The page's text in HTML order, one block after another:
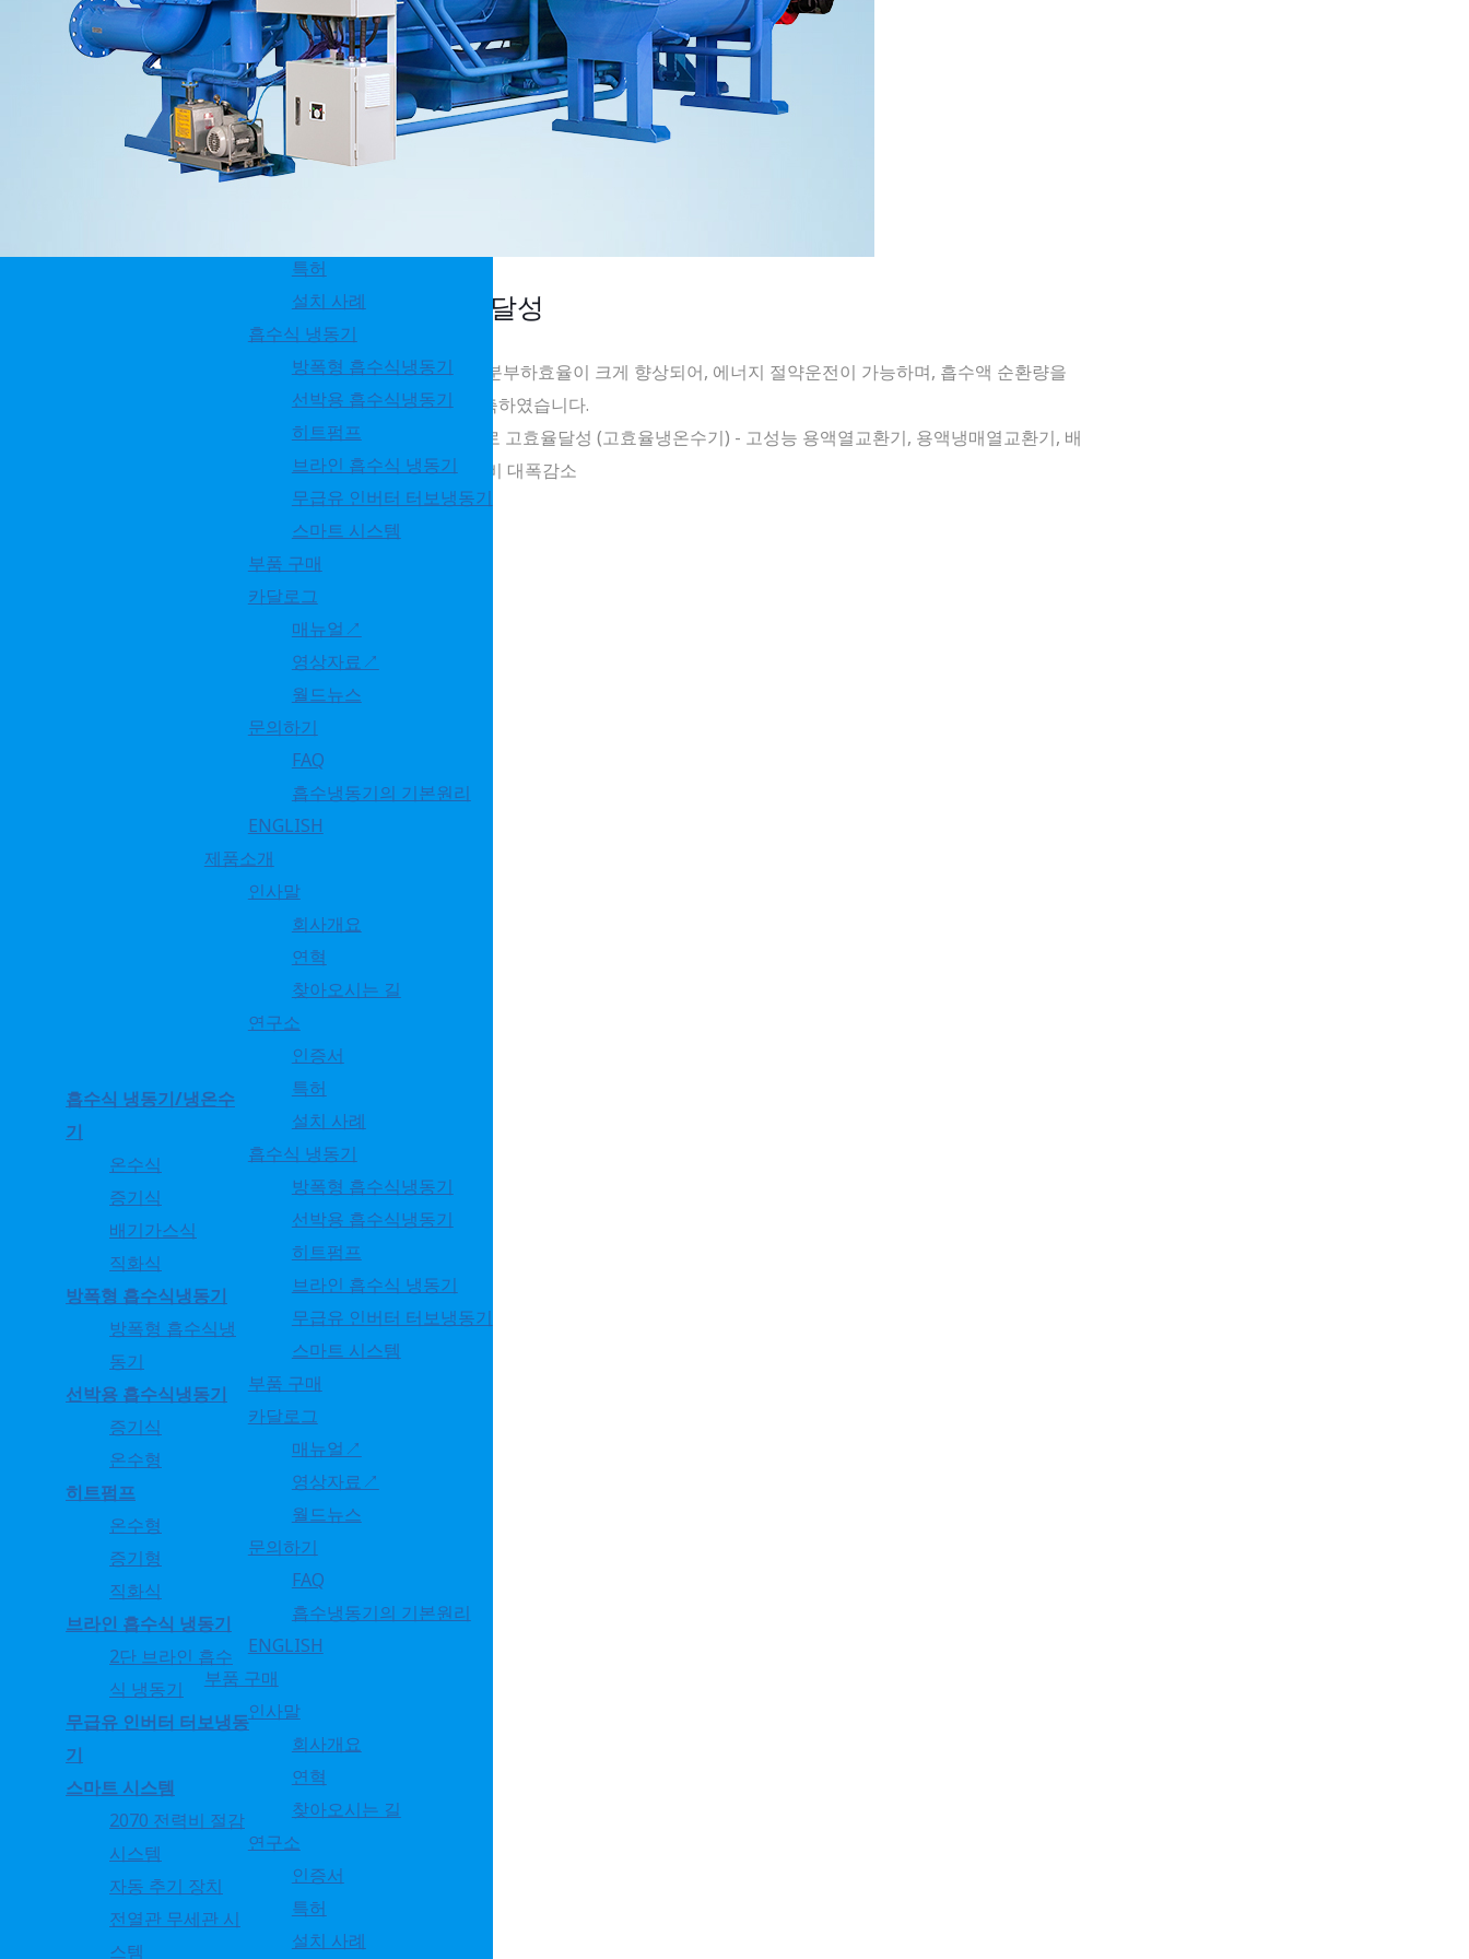
ENGLISH
기술·실적
인사말
회사개요
찾아오시는 길
특허
설치 사례
흡수식 냉동기
방폭형 흡수식냉동기
선박용 흡수식냉동기
히트펌프
브라인 흡수식 냉동기
무급유 인버터 터보냉동기
스마트 시스템
부품 구매
카달로그
매뉴얼↗
영상자료↗
월드뉴스
문의하기
FAQ
흡수냉동기의 기본원리
ENGLISH
제품소개
인사말
회사개요
연혁
찾아오시는 길
연구소
인증서
특허
설치 사례
흡수식 냉동기
방폭형 흡수식냉동기
선박용 흡수식냉동기
히트펌프
브라인 흡수식 냉동기
무급유 인버터 터보냉동기
스마트 시스템
부품 구매
카달로그
매뉴얼↗
영상자료↗
월드뉴스
문의하기
FAQ
흡수냉동기의 기본원리
ENGLISH
부품 구매
인사말
회사개요
연혁
찾아오시는 길
연구소
인증서
특허
설치 사례
인버터 적용에 의한 고효율, 에너지 절약 달성
흡수액펌프 인버터 제어로 용액 순환량을 최적으로 제어하여 부분부하효율이 크게 향상되어, 에너지 절약운전이 가능하며, 흡수액 순환량을
최적의 상태로 제어함으로써 정격냉방능력 도달시간을 대폭 단축하였습니다.
- 증발기, 흡수기 고성능 특수 전열관을 사용하고 최적의 관배열로 고효율달성 (고효율냉온수기) - 고성능 용액열교환기, 용액냉매열교환기, 배
기가스열회수기 적용 (고효율냉온수기) - 설치면적 최소화, 운전비 대폭감소
직화식 흡수냉온수기 냉방사이클
직화식 흡수냉온수기 난방사이클
고효율 직화식 흡수냉온수기 규격표
흡수식 냉동기/냉온수
기
온수식
증기식
배기가스식
직화식
방폭형 흡수식냉동기
방폭형 흡수식냉
동기
선박용 흡수식냉동기
증기식
온수형
히트펌프
온수형
증기형
직화식
브라인 흡수식 냉동기
2단 브라인 흡수
식 냉동기
무급유 인버터 터보냉동
기
스마트 시스템
2070 전력비 절감
시스템
자동 추기 장치
전열관 무세관 시
스템